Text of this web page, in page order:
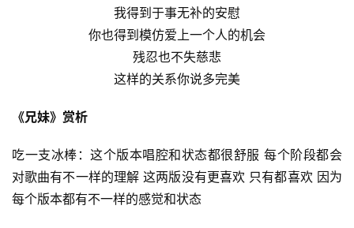
我得到于事无补的安慰
你也得到模仿爱上一个人的机会
残忍也不失慈悲
这样的关系你说多完美
《兄妹》赏析
吃一支冰棒：这个版本唱腔和状态都很舒服 每个阶段都会
对歌曲有不一样的理解 这两版没有更喜欢 只有都喜欢 因为
每个版本都有不一样的感觉和状态